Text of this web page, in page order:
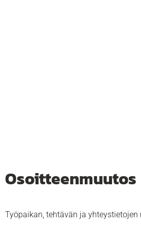
Osoitteenmuutos
Työpaikan, tehtävän ja yhteystietojen